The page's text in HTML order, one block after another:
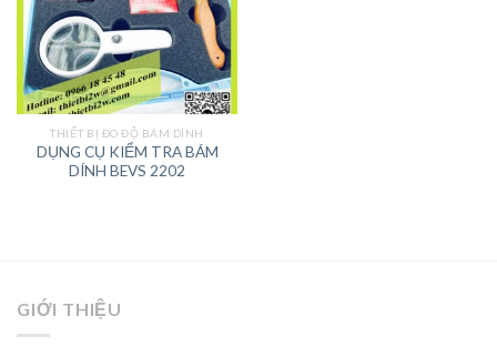
THIẾT BỊ ĐO ĐỘ BÁM DÍNH
DỤNG CỤ KIỂM TRA BÁM
DÍNH BEVS 2202
GIỚI THIỆU